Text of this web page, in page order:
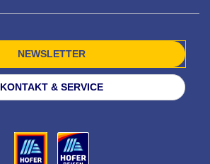
NEWSLETTER
KONTAKT & SERVICE